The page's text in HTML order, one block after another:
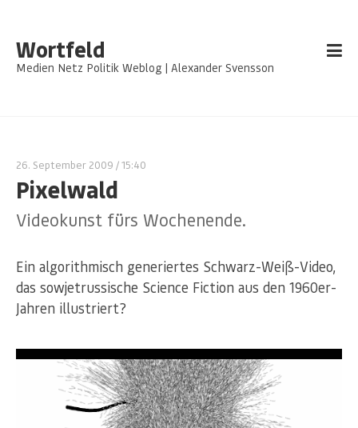
Wortfeld
Medien Netz Politik Weblog | Alexander Svensson
26. September 2009 / 15:40
Pixelwald
Videokunst fürs Wochenende.
Ein algorithmisch generiertes Schwarz-Weiß-Video,
das sowjetrussische Science Fiction aus den 1960er-
Jahren illustriert?